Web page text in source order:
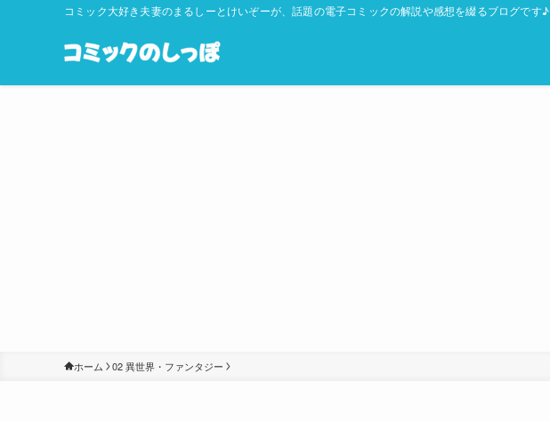
コミック大好き夫妻のまるしーとけいぞーが、話題の電子コミックの解説や感想を綴るブログです♪
ホーム 02 異世界・ファンタジー